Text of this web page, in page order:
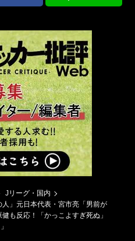
Jリーグ・国内
人」元日本代表・宮市亮「男前が
も反応！「かっこよすぎ死ぬ」​